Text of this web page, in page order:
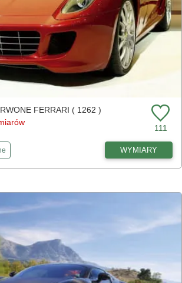
FERRARI ( 1262 )
111
do Czerwone ferrari WYMIARY